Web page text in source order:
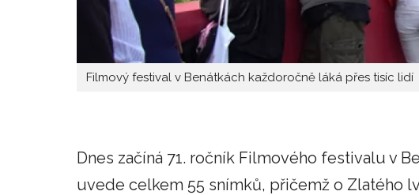
Filmový festival v Benátkách každoročně láká přes tisíc lidí
Dnes začíná 71. ročník Filmového festivalu v
uvede celkem 55 snímků, přičemž o Zlatého